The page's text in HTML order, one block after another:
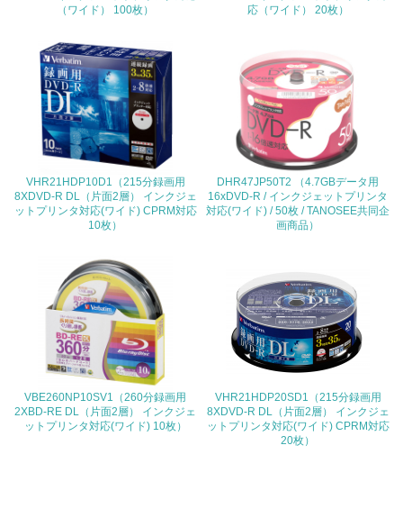
非該当（包装・物流を必要とする業務を行っていない）
<L1> 環境負荷ができるだけ小さい包装・梱包を行ってい
16.
<L2> 環境負荷ができるだけ小さい物流を行っている
非該当（化学物質を使用していない）
<L1> 化学物質の使用量及び外部（大気・水・土壌）への
排出量削減の取り組みを行っている
（ワイド） 100枚）
応（ワイド） 20枚）
VHR21HDP10D1（215分録画用
8XDVD-R DL（片面2層） インクジェ
ットプリンタ対応(ワイド) CPRM対応
10枚）
DHR47JP50T2 （4.7GBデータ用
16xDVD-R / インクジェットプリンタ
対応(ワイド) / 50枚 / TANOSEE共同企
画商品）
VBE260NP10SV1（260分録画用
2XBD-RE DL（片面2層） インクジェ
ットプリンタ対応(ワイド) 10枚）
VHR21HDP20SD1（215分録画用
8XDVD-R DL（片面2層） インクジェ
ットプリンタ対応(ワイド) CPRM対応
20枚）